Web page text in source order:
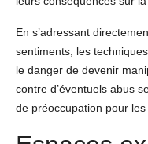
En s’adressant
sentiments, les
le danger de devenir
contre d’éventuels abus
de préoccupation pour